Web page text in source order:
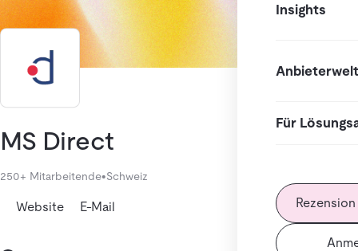
Insights
Anbieterwelt
Für
MS Direct
250+ Mitarbeitende•Schweiz
Website E-Mail